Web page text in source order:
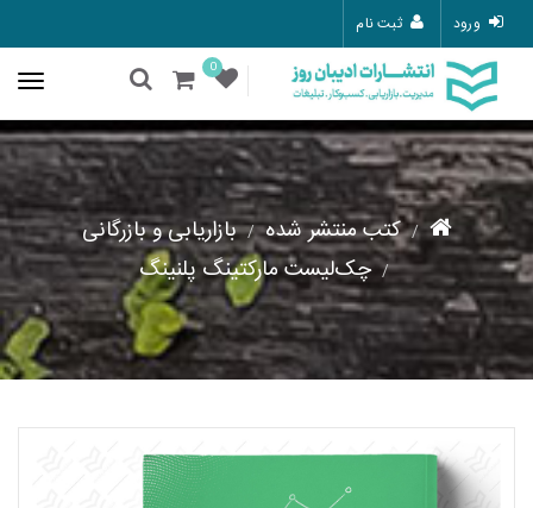
ورود ثبت نام
0
کتب منتشر شده
بازاریابی و بازرگانی
چک‌لیست مارکتینگ پلنینگ